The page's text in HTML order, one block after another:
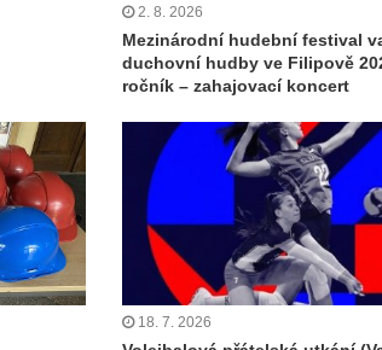
2. 8. 2026
Mezinárodní hudební festival
duchovní hudby ve Filipově
ročník – zahajovací koncert
18. 7. 2026